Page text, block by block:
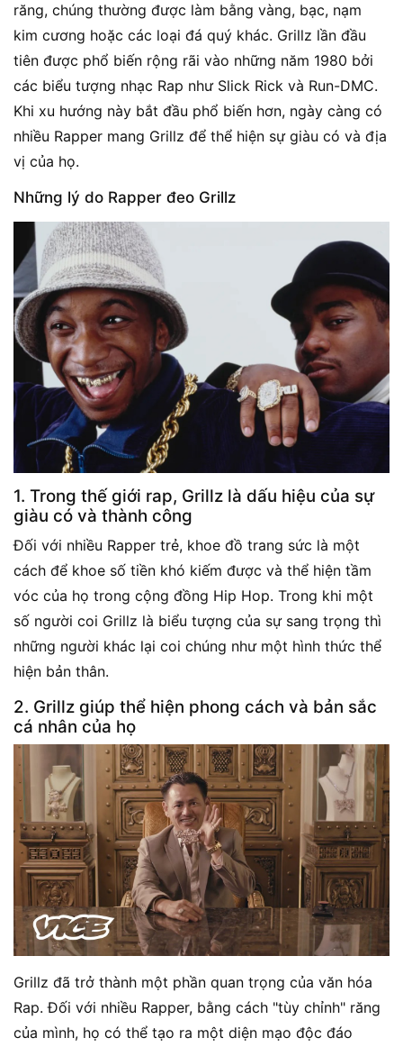
răng, chúng thường được làm bằng vàng, bạc, nạm
kim cương hoặc các loại đá quý khác. Grillz lần đầu
tiên được phổ biến rộng rãi vào những năm 1980 bởi
các biểu tượng nhạc Rap như Slick Rick và Run-DMC.
Khi xu hướng này bắt đầu phổ biến hơn, ngày càng có
nhiều Rapper mang Grillz để thể hiện sự giàu có và địa
vị của họ.
Những lý do Rapper đeo Grillz
1. Trong thế giới rap, Grillz là dấu hiệu của sự
giàu có và thành công
Đối với nhiều Rapper trẻ, khoe đồ trang sức là một
cách để khoe số tiền khó kiếm được và thể hiện tầm
vóc của họ trong cộng đồng Hip Hop. Trong khi một
số người coi Grillz là biểu tượng của sự sang trọng thì
những người khác lại coi chúng như một hình thức thể
hiện bản thân.
2. Grillz giúp thể hiện phong cách và bản sắc
cá nhân của họ
Grillz đã trở thành một phần quan trọng của văn hóa
Rap. Đối với nhiều Rapper, bằng cách "tùy chỉnh" răng
của mình, họ có thể tạo ra một diện mạo độc đáo